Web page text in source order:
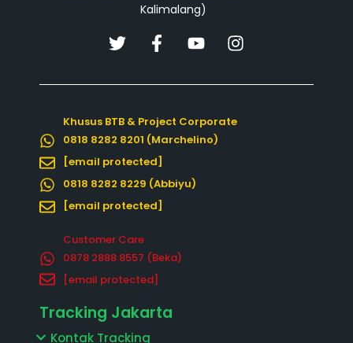
Kalimalang)
T
e
r
F
o
o
k
-
f
Y
b
e
I
g
Khusus BTB & Project Corporate
0818 8282 8201 (Marchelino)
[email protected]
0818 8282 8229 (Abbiyu)
[email protected]
Customer Care
0878 2888 8557‬ (Beka)
[email protected]
Tracking Jakarta
Kontak Tracking